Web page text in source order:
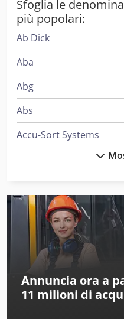
Sfoglia le
più popolari:
Ab Dick
Aba
Abg
Abs
Accu-Sort Systems
Alber
Alberti
Alcoa
Ams
Annuncia ora a
11 milioni di